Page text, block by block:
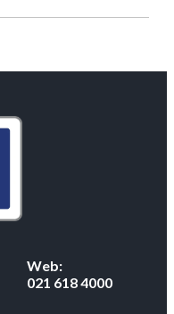
Web:
021 618 4000